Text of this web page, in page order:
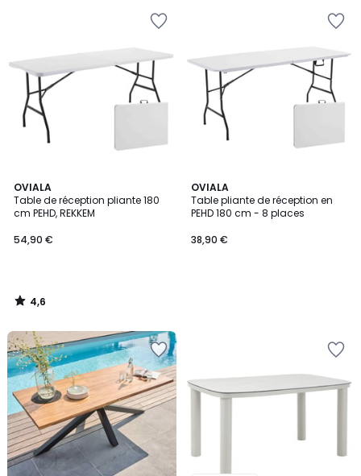
OVIALA
Table de réception pliante 180
cm PEHD, REKKEM
54,90 €
4,6
/ 5
4,6
/
OVIALA
Table pliante de réception en
PEHD 180 cm - 8 places
38,90 €